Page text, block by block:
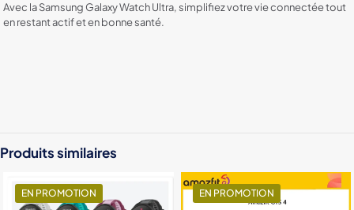
Avec la Samsung Galaxy Watch Ultra, simplifiez votre vie connectée tout
en restant actif et en bonne santé.
Produits similaires
EN PROMOTION EN PROMOTION